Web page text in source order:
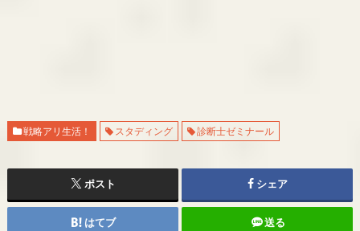
戦略アリ生活！ スタディング 診断士ゼミナール
ポスト シェア
はてブ 送る